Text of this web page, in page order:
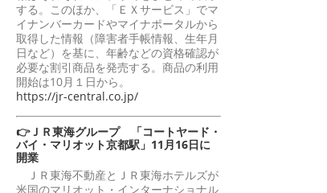
する。このほか、「ＥＸサービス」でマ
イナンバーカードやマイナポータルから
取得した情報（障害者手帳情報、生年月
日など）を基に、年齢などの資格確認が
必要な割引商品を発売する。商品の利用
開始は10月１日から。
https://jr-central.co.jp/
👉ＪＲ東海グループ 「コートヤード・
バイ・マリオット京都駅」11月16日に
開業
ＪＲ東海不動産とＪＲ東海ホテルズが
米国のマリオット・インターナショナル